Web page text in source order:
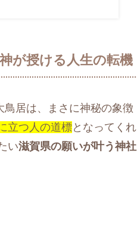
が授ける人生の転機
居は、まさに神秘の象徴
立つ人の道標となってくれ
い滋賀県の願いが叶う神社